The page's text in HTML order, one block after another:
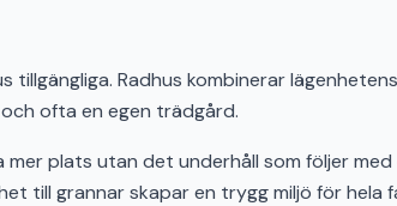
Radhus kombinerar lägenhetens
ofta en egen trädgård.
plats utan det underhåll som följer
till grannar skapar en trygg miljö för hela